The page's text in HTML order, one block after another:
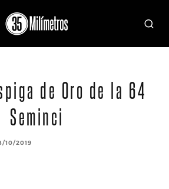
de Oro de la 64
Seminci
10/2019